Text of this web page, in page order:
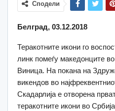
Сподели
Белград, 03.12.2018
Теракотните икони го
линк помеѓу македонците
Виница. На покана на
викендов во
Скадарлија е отворена
теракотните икони во